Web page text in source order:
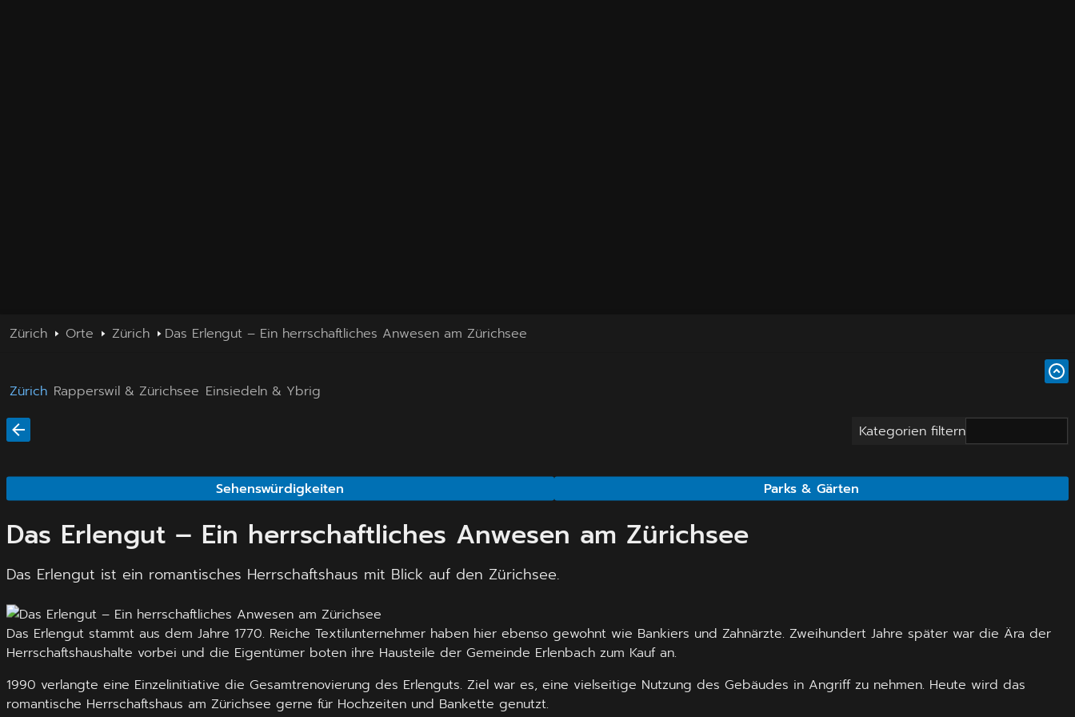
Zürich Orte Zürich Das Erlengut – Ein herrschaftliches Anwesen am Zürichsee
Zürich Rapperswil & Zürichsee Einsiedeln & Ybrig
Kategorien filtern
Sehenswürdigkeiten Parks & Gärten
Das Erlengut – Ein herrschaftliches Anwesen am Zürichsee
Das Erlengut ist ein romantisches Herrschaftshaus mit Blick auf den Zürichsee.
Das Erlengut stammt aus dem Jahre 1770. Reiche Textilunternehmer haben hier ebenso gewohnt wie Bankiers und Zahnärzte. Zweihundert Jahre später war die Ära der
Herrschaftshaushalte vorbei und die Eigentümer boten ihre Hausteile der Gemeinde Erlenbach zum Kauf an.
1990 verlangte eine Einzelinitiative die Gesamtrenovierung des Erlenguts. Ziel war es, eine vielseitige Nutzung des Gebäudes in Angriff zu nehmen. Heute wird das
romantische Herrschaftshaus am Zürichsee gerne für Hochzeiten und Bankette genutzt.